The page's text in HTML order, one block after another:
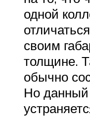
одной
своим
толщине.
обычно
Но данный